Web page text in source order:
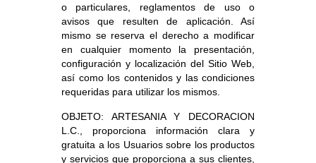
o particulares, reglamentos de uso o
avisos que resulten de aplicación. Así
mismo se reserva el derecho a modificar
en cualquier momento la presentación,
configuración y localización del Sitio Web,
así como los contenidos y las condiciones
requeridas para utilizar los mismos.
OBJETO: ARTESANIA Y DECORACION
L.C., proporciona información clara y
gratuita a los Usuarios sobre los productos
y servicios que proporciona a sus clientes,